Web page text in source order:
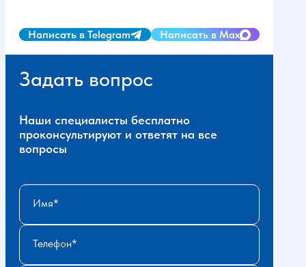
Написать в Telegram Написать в Max
Задать вопрос
Наши специалисты бесплатно
проконсультируют и ответят на все
вопросы
Имя
Телефон